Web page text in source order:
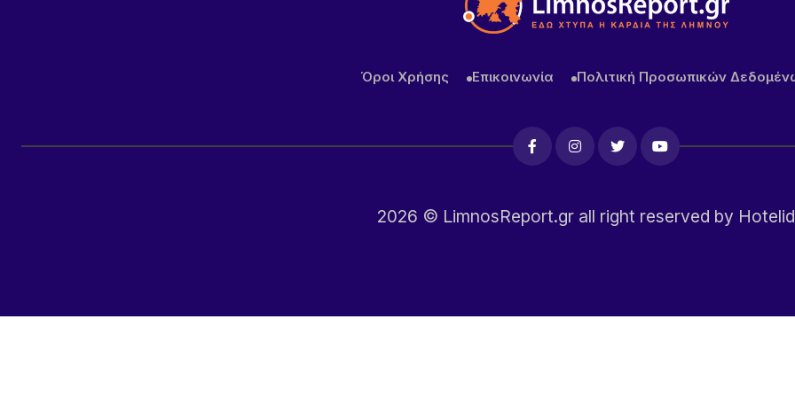
Όροι Χρήσης Επικοινωνία Πολιτική Προσωπικών
2026 © LimnosReport.gr all right reserved by